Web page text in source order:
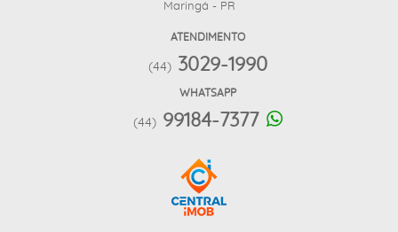
Maringá - PR
ATENDIMENTO
(44) 3029-1990
WHATSAPP
(44) 99184-7377